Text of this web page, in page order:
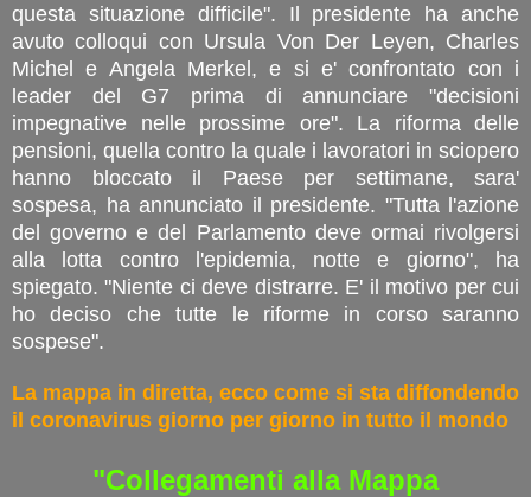
questa situazione difficile". Il presidente ha anche
avuto colloqui con Ursula Von Der Leyen, Charles
Michel e Angela Merkel, e si e' confrontato con i
leader del G7 prima di annunciare "decisioni
impegnative nelle prossime ore". La riforma delle
pensioni, quella contro la quale i lavoratori in sciopero
hanno bloccato il Paese per settimane, sara'
sospesa, ha annunciato il presidente. "Tutta l'azione
del governo e del Parlamento deve ormai rivolgersi
alla lotta contro l'epidemia, notte e giorno", ha
spiegato. "Niente ci deve distrarre. E' il motivo per cui
ho deciso che tutte le riforme in corso saranno
sospese".
La mappa in diretta, ecco come si sta diffondendo
il coronavirus giorno per giorno in tutto il mondo
"Collegamenti alla Mappa